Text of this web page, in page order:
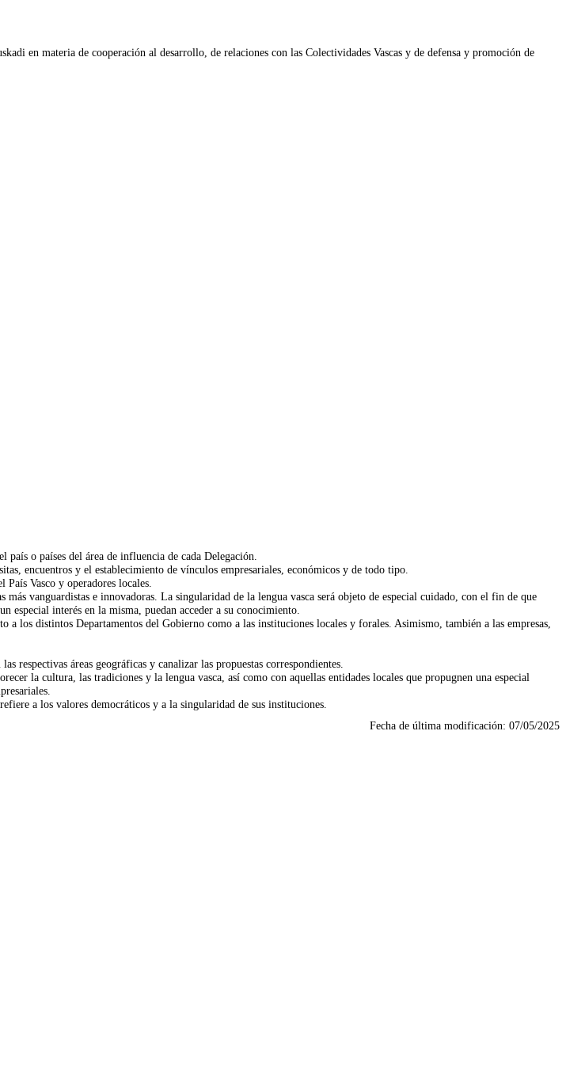
en materia de cooperación al desarrollo, de relaciones con las Colectividades Vascas y de defensa y promoción de
o países del área de influencia de cada Delegación.
encuentros y el establecimiento de vínculos empresariales, económicos y de todo tipo.
Vasco y operadores locales.
vanguardistas e innovadoras. La singularidad de la lengua vasca será objeto de especial cuidado, con el fin de que
especial interés en la misma, puedan acceder a su conocimiento.
los distintos Departamentos del Gobierno como a las instituciones locales y forales. Asimismo, también a las empresas,
respectivas áreas geográficas y canalizar las propuestas correspondientes.
la cultura, las tradiciones y la lengua vasca, así como con aquellas entidades locales que propugnen una especial
a los valores democráticos y a la singularidad de sus instituciones.
Fecha de última modificación: 07/05/2025